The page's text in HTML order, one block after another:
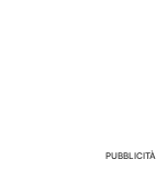
PUBBLICITÀ